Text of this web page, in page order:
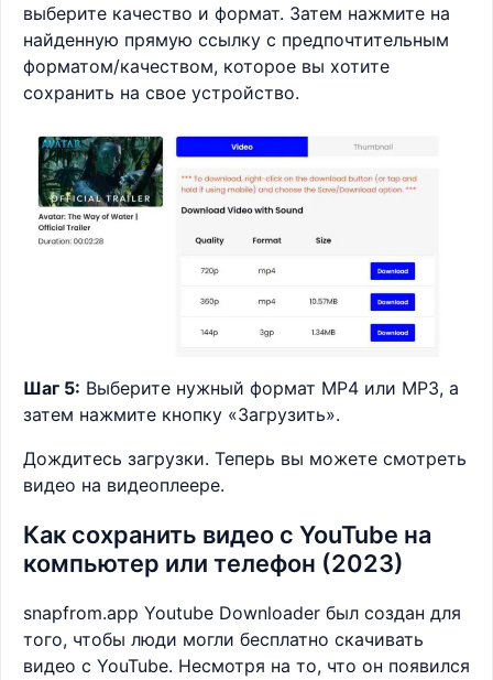
выберите качество и формат. Затем нажмите на
найденную прямую ссылку с предпочтительным
форматом/качеством, которое вы хотите
сохранить на свое устройство.
Шаг 5: Выберите нужный формат MP4 или MP3, а
затем нажмите кнопку «Загрузить».
Дождитесь загрузки. Теперь вы можете смотреть
видео на видеоплеере.
Как сохранить видео с YouTube на
компьютер или телефон (2023)
snapfrom.app Youtube Downloader был создан для
того, чтобы люди могли бесплатно скачивать
видео с YouTube. Несмотря на то, что он появился